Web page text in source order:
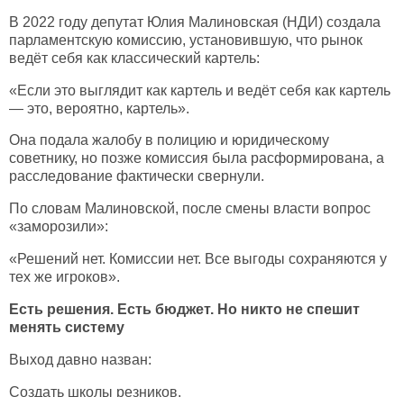
В 2022 году депутат Юлия Малиновская (НДИ) создала
парламентскую комиссию, установившую, что рынок
ведёт себя как классический картель:
«Если это выглядит как картель и ведёт себя как картель
— это, вероятно, картель».
Она подала жалобу в полицию и юридическому
советнику, но позже комиссия была расформирована, а
расследование фактически свернули.
По словам Малиновской, после смены власти вопрос
«заморозили»:
«Решений нет. Комиссии нет. Все выгоды сохраняются у
тех же игроков».
Есть решения. Есть бюджет. Но никто не спешит
менять систему
Выход давно назван:
Создать школы резников.